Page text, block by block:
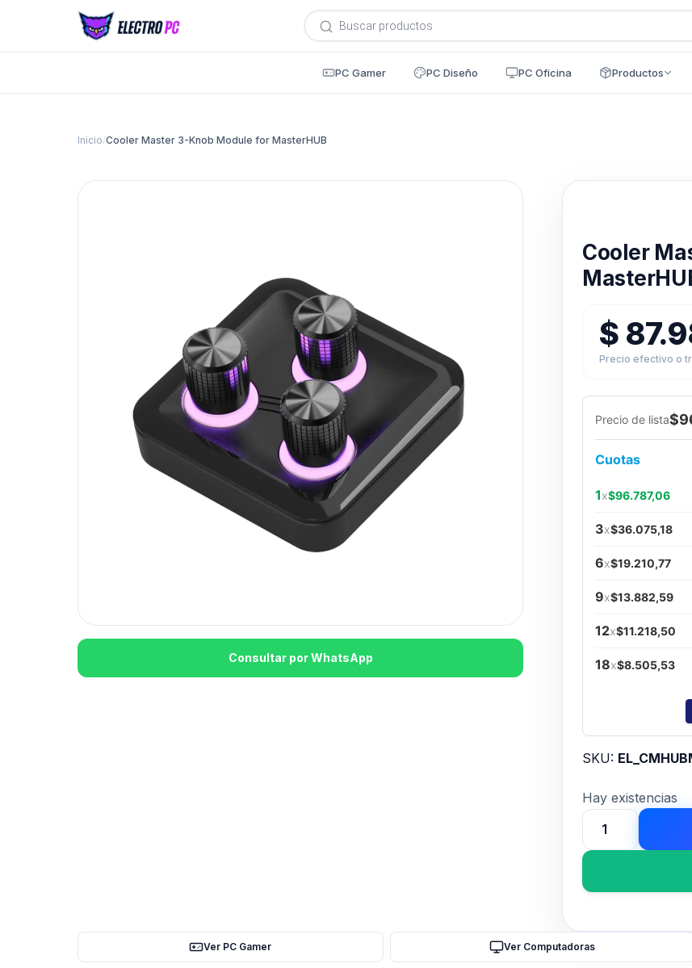
Búsqueda
de
productos
PC Gamer PC Diseño PC Oficina Productos
Inicio/Cooler Master 3-Knob Module for MasterHUB
Consultar por WhatsApp
Cooler
$
Precio efectivo o
Precio de lista
Cuotas
1x$96.787,06
3x$36.075,18
6x$19.210,77
9x$13.882,59
12x$11.218,50
18x$8.505,53
SKU:
Hay existencias
Cooler
Master
MasterHUB
Ver PC Gamer Ver Computadoras